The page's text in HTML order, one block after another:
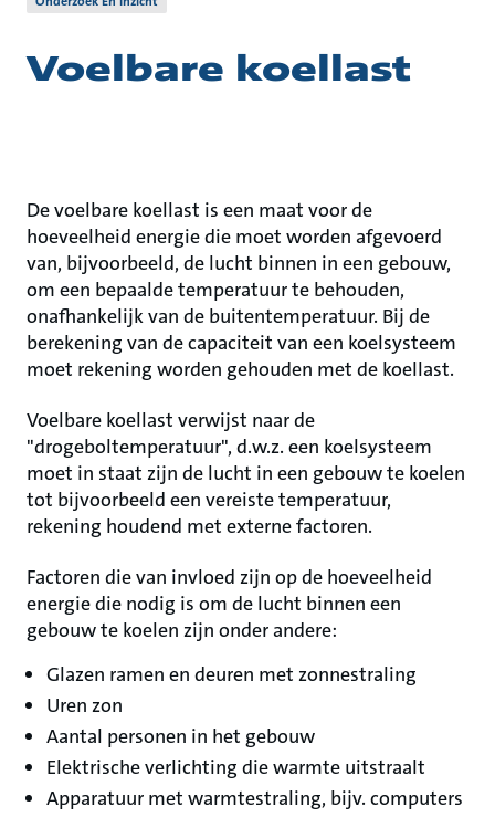
Voelbare koellast
De voelbare koellast is een maat voor de
hoeveelheid energie die moet worden afgevoerd
van, bijvoorbeeld, de lucht binnen in een gebouw,
om een bepaalde temperatuur te behouden,
onafhankelijk van de buitentemperatuur. Bij de
berekening van de capaciteit van een koelsysteem
moet rekening worden gehouden met de koellast.
Voelbare koellast verwijst naar de
"drogeboltemperatuur", d.w.z. een koelsysteem
moet in staat zijn de lucht in een gebouw te koelen
tot bijvoorbeeld een vereiste temperatuur,
rekening houdend met externe factoren.
Factoren die van invloed zijn op de hoeveelheid
energie die nodig is om de lucht binnen een
gebouw te koelen zijn onder andere:
Glazen ramen en deuren met zonnestraling
Uren zon
Aantal personen in het gebouw
Elektrische verlichting die warmte uitstraalt
Apparatuur met warmtestraling, bijv. computers